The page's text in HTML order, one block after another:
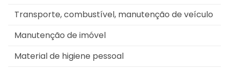
Transporte, combustível, manutenção de veículo
Manutenção de imóvel
Material de higiene pessoal